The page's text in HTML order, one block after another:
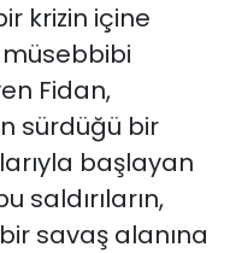
krizin içine
Fidan,
sürdüğü bir
başlayan
saldırıların,
savaş alanına